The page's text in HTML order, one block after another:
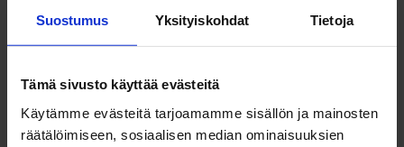
Suostumus Yksityiskohdat Tietoja
Tämä sivusto käyttää evästeitä
Käytämme evästeitä tarjoamamme sisällön ja mainosten
räätälöimiseen, sosiaalisen median ominaisuuksien
Palvelussa on yli miljoona Sportti-ID:tä, yli 1300
60 muuhun urheilun tai hallinnon järjestelmään, ja
sen kautta kulkee yli 30 miljoonaa euroa digitaalisia
maksuja vuosittain.